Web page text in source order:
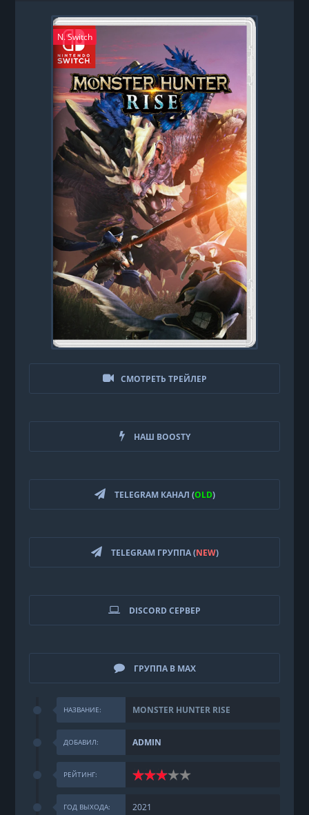
N. Switch
СМОТРЕТЬ ТРЕЙЛЕР
НАШ BOOSTY
TELEGRAM КАНАЛ (OLD)
TELEGRAM ГРУППА (NEW)
DISCORD СЕРВЕР
ГРУППА В MAX
НАЗВАНИЕ: MONSTER HUNTER RISE
ДОБАВИЛ: ADMIN
РЕЙТИНГ:
ГОД ВЫХОДА: 2021